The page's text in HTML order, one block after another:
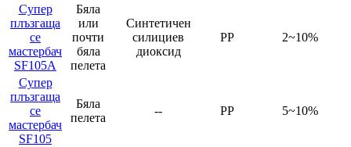
Супер
плъзгаща
се
мастербач
SF105A
Бяла
или
почти
бяла
пелета
Синтетичен
силициев
диоксид
PP 2~10%
Супер
плъзгаща
се
мастербач
SF105
Бяла
пелета
-- PP 5~10%